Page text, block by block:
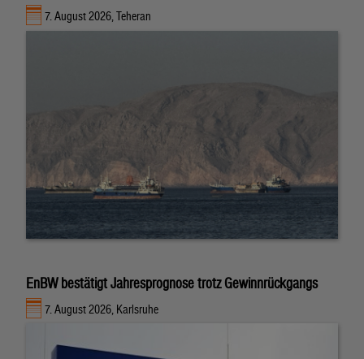
7. August 2026, Teheran
EnBW bestätigt Jahresprognose trotz Gewinnrückgangs
7. August 2026, Karlsruhe